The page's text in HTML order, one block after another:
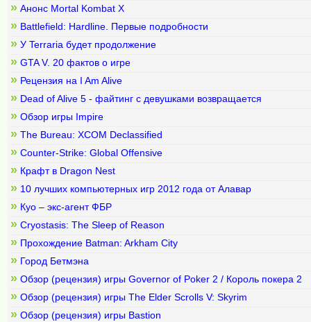
» Анонс Mortal Kombat X
» Battlefield: Hardline. Первые подробности
» У Terraria будет продолжение
» GTA V. 20 фактов о игре
» Рецензия на I Am Alive
» Dead of Alive 5 - файтинг с девушками возвращается
» Обзор игры Impire
» The Bureau: XCOM Declassified
» Counter-Strike: Global Offensive
» Крафт в Dragon Nest
» 10 лучших компьютерных игр 2012 года от Алавар
» Куо – экс-агент ФБР
» Cryostasis: The Sleep of Reason
» Прохождение Batman: Arkham City
» Город Бетмэна
» Обзор (рецензия) игры Governor of Poker 2 / Король покера 2
» Обзор (рецензия) игры The Elder Scrolls V: Skyrim
» Обзор (рецензия) игры Bastion